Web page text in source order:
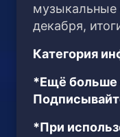
музыкальные
декабря,
Категория
*Ещё больше
*При